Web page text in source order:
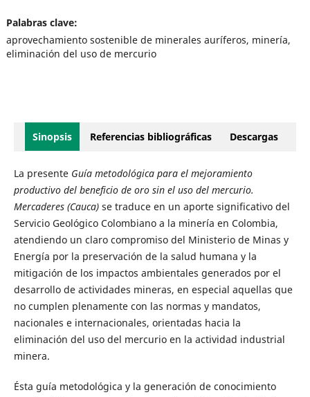
Palabras clave:
aprovechamiento sostenible de minerales auríferos, minería,
eliminación del uso de mercurio
Sinopsis Referencias bibliográficas Descargas
La presente Guía metodológica para el mejoramiento
productivo del beneficio de oro sin el uso del mercurio.
Mercaderes (Cauca)se traduce en un aporte significativo del
Servicio Geológico Colombiano a la minería en Colombia,
atendiendo un claro compromiso del Ministerio de Minas y
Energía por la preservación de la salud humana y la
mitigación de los impactos ambientales generados por el
desarrollo de actividades mineras, en especial aquellas que
no cumplen plenamente con las normas y mandatos,
nacionales e internacionales, orientadas hacia la
eliminación del uso del mercurio en la actividad industrial
minera.
Ésta guía metodológica y la generación de conocimiento